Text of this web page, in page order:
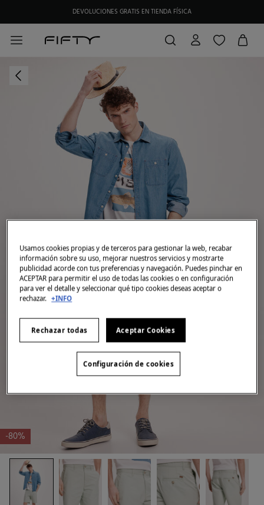
DEVOLUCIONES GRATIS EN TIENDA FÍSICA
-80%
Usamos cookies propias y de terceros para gestionar la web, recabar
información sobre su uso, mejorar nuestros servicios y mostrarte
publicidad acorde con tus preferencias y navegación. Puedes pinchar en
ACEPTAR para permitir el uso de todas las cookies o en configuración
para ver el detalle y seleccionar qué tipo cookies deseas aceptar o
rechazar. +INFO
Rechazar todas Aceptar Cookies
Configuración de cookies